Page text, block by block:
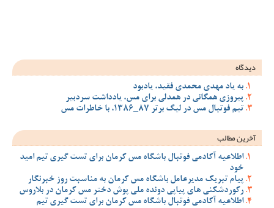
مس، یادداشت سردبیر
مس کرمان برای تست گیری تیم امید
کرمان به مناسبت روز خبرنگار
پوش دختر مس کرمان در بلاروس
مس کرمان برای تست گیری تیم